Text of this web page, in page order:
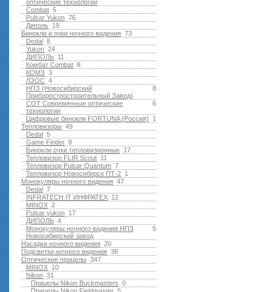
оптические технологии
5
Combat
76
Pulsar Yukon
19
Диполь
73
Бинокли и очки ночного видения
8
Dedal
24
Yukon
11
ДИПОЛЬ
8
Комбат Combat
3
КОМЗ
4
ЛЗОС
8
НПЗ (Новосибирский
Приборостростроительный Завод)
6
СОТ Современные оптические
технологии
1
Цифровые бинокли FORTUNA (Россия)
49
Тепловизоры
5
Dedal
8
Game Finder
17
Бинокли очки тепловизионные
11
Тепловизор FLIR Scout
7
Тепловизор Pulsar Quantum
1
Тепловизор Новосибирск ПТ-2
47
Монокуляры ночного видения
7
Dedal
12
INFRATECH IT ИНФРАТЕХ
2
MINOX
17
Pulsar yukon
4
ДИПОЛЬ
5
Монокуляры ночного видения НПЗ
Новосибирский завод
20
Насадки ночного видения
38
Подсветки ночного видения
347
Оптические прицелы
10
MINOX
31
Nikon
0
Прицелы Nikon Buckmasters